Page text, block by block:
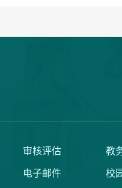
审核评估 教
电子邮件 校